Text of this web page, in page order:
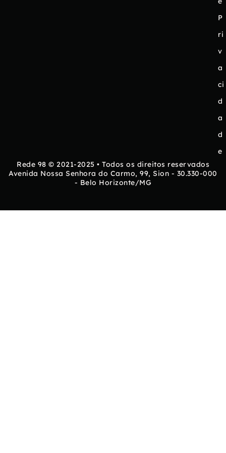
P
ri
v
a
ci
d
a
d
e
Rede 98 © 2021-2025 • Todos os direitos reservados
Avenida Nossa Senhora do Carmo, 99, Sion - 30.330-000
- Belo Horizonte/MG